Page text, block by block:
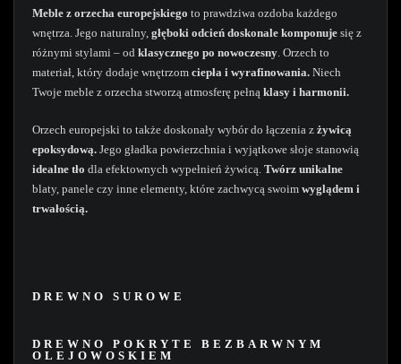
Meble z orzecha europejskiego to prawdziwa ozdoba każdego
wnętrza. Jego naturalny, głęboki odcień doskonale komponuje się z
różnymi stylami – od klasycznego po nowoczesny. Orzech to
materiał, który dodaje wnętrzom ciepła i wyrafinowania. Niech
Twoje meble z orzecha stworzą atmosferę pełną klasy i harmonii.
Orzech europejski to także doskonały wybór do łączenia z żywicą
epoksydową. Jego gładka powierzchnia i wyjątkowe słoje stanowią
idealne tło dla efektownych wypełnień żywicą. Twórz unikalne
blaty, panele czy inne elementy, które zachwycą swoim wyglądem i
trwałością.
DREWNO SUROWE
DREWNO POKRYTE BEZBARWNYM
OLEJOWOSKIEM